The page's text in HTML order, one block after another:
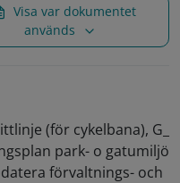
Visa var dokumentet
används
(för cykelbana), G_
park- o gatumiljö
förvaltnings- och